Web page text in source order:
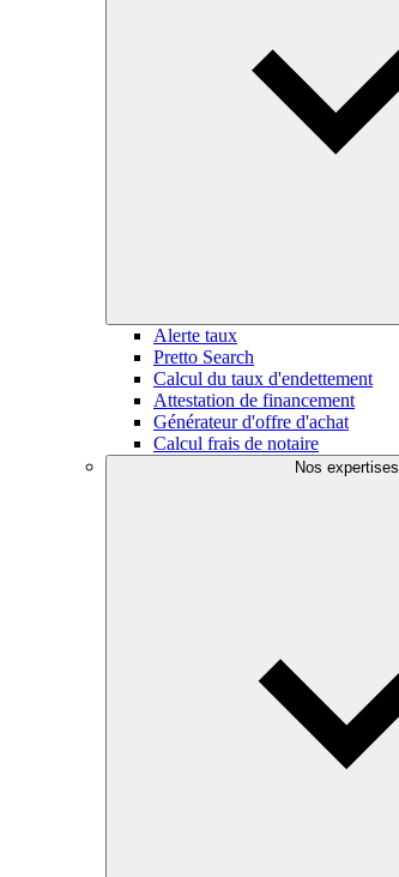
Alerte taux
Pretto Search
Calcul du taux d'endettement
Attestation de financement
Générateur d'offre d'achat
Calcul frais de notaire
Nos expertises